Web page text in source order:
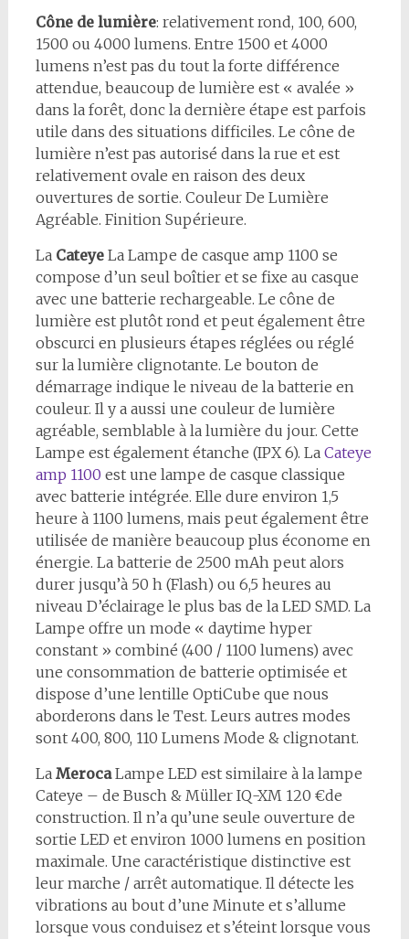
Cône de lumière: relativement rond, 100, 600,
1500 ou 4000 lumens. Entre 1500 et 4000
lumens n’est pas du tout la forte différence
attendue, beaucoup de lumière est « avalée »
dans la forêt, donc la dernière étape est parfois
utile dans des situations difficiles. Le cône de
lumière n’est pas autorisé dans la rue et est
relativement ovale en raison des deux
ouvertures de sortie. Couleur De Lumière
Agréable. Finition Supérieure.
La CateyeLa Lampe de casque amp 1100 se
compose d’un seul boîtier et se fixe au casque
avec une batterie rechargeable. Le cône de
lumière est plutôt rond et peut également être
obscurci en plusieurs étapes réglées ou réglé
sur la lumière clignotante. Le bouton de
démarrage indique le niveau de la batterie en
couleur. Il y a aussi une couleur de lumière
agréable, semblable à la lumière du jour. Cette
Lampe est également étanche (IPX 6). La Cateye
amp 1100 est une lampe de casque classique
avec batterie intégrée. Elle dure environ 1,5
heure à 1100 lumens, mais peut également être
utilisée de manière beaucoup plus économe en
énergie. La batterie de 2500 mAh peut alors
durer jusqu’à 50 h (Flash) ou 6,5 heures au
niveau D’éclairage le plus bas de la LED SMD. La
Lampe offre un mode « daytime hyper
constant » combiné (400 / 1100 lumens) avec
une consommation de batterie optimisée et
dispose d’une lentille OptiCube que nous
aborderons dans le Test. Leurs autres modes
sont 400, 800, 110 Lumens Mode & clignotant.
La MerocaLampe LED est similaire à la lampe
Cateye – de Busch & Müller IQ-XM 120 €de
construction. Il n’a qu’une seule ouverture de
sortie LED et environ 1000 lumens en position
maximale. Une caractéristique distinctive est
leur marche / arrêt automatique. Il détecte les
vibrations au bout d’une Minute et s’allume
lorsque vous conduisez et s’éteint lorsque vous